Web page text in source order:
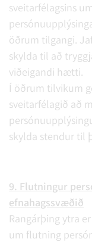
sveitarfélagsins
öðrum tilgangi.
skylda til að
viðeigandi hætti.
Í öðrum tilvikum
sveitarfélagið að
skylda stendur til
9. Flutningur
efnahagssvæðið
Rangárþing ytra
um flutning